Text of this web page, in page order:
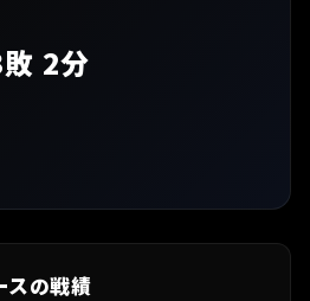
2分
スの戦績